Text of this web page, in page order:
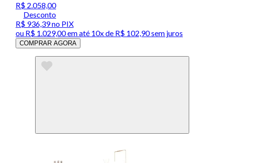
R$ 2.058,00
Desconto
R$ 936,39no PIX
ou R$ 1.029,00em até 10x de R$ 102,90 sem juros
COMPRAR AGORA